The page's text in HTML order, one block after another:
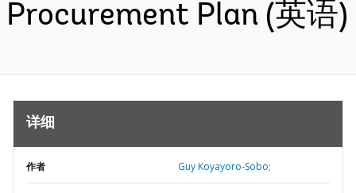
Procurement Plan (英语)
详细
作者 Guy Koyayoro-Sobo;